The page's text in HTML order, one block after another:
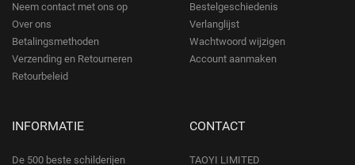
Neem contact met ons op
Over ons
Betalingsmethoden
Verzending en Retourneren
Retourbeleid
Bestelgeschiedenis
Verlanglijst
Wachtwoord wijzigen
Account aanmaken
INFORMATIE
De 500 beste schilderijen
CONTACT
TAOYI LIMITED